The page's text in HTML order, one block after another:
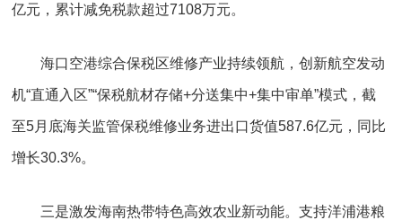
亿元，累计减免税款超过7108万元。
海口空港综合保税区维修产业持续领航，创新航空发动
机“直通入区”“保税航材存储+分送集中+集中审单”模式，截
至5月底海关监管保税维修业务进出口货值587.6亿元，同比
增长30.3%。
三是激发海南热带特色高效农业新动能。支持洋浦港粮